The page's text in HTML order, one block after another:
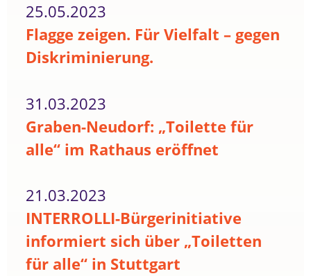
25.05.2023
Flagge zeigen. Für Vielfalt – gegen
Diskriminierung.
31.03.2023
Graben-Neudorf: „Toilette für
alle“ im Rathaus eröffnet
21.03.2023
INTERROLLI-Bürgerinitiative
informiert sich über „Toiletten
für alle“ in Stuttgart